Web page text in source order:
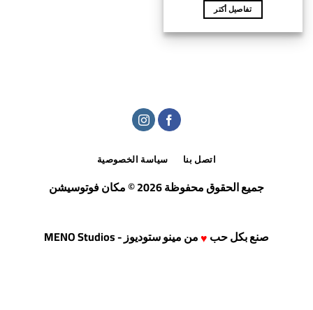
تفاصيل أكتر
اتصل بنا سياسة الخصوصية
جميع الحقوق محفوظة 2026 © مكان فوتوسيشن
صنع بكل حب♥منمينو ستوديوز - MENO Studios